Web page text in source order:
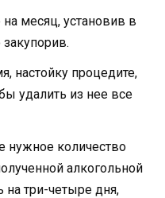
месяц, установив в
настойку процедите,
удалить из нее все
нужное количество
алкогольной
на три-четыре дня,